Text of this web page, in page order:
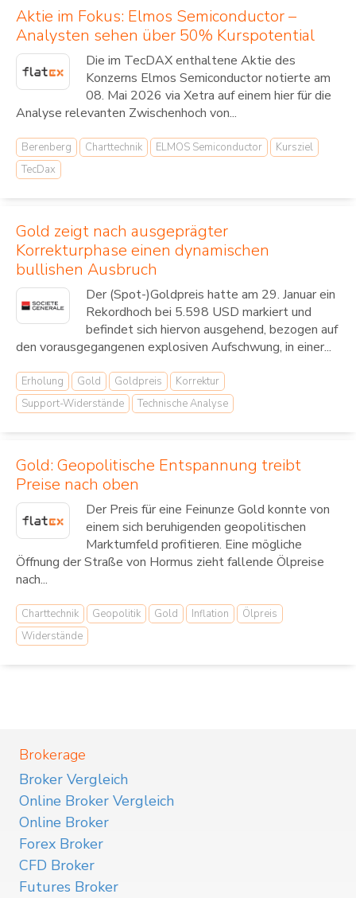
Aktie im Fokus: Elmos Semiconductor –
Analysten sehen über 50% Kurspotential
Die im TecDAX enthaltene Aktie des
Konzerns Elmos Semiconductor notierte am
08. Mai 2026 via Xetra auf einem hier für die
Analyse relevanten Zwischenhoch von...
Berenberg Charttechnik ELMOS Semiconductor
Kursziel
TecDax
Gold zeigt nach ausgeprägter
Korrekturphase einen dynamischen
bullishen Ausbruch
Der (Spot-)Goldpreis hatte am 29. Januar ein
Rekordhoch bei 5.598 USD markiert und
befindet sich hiervon ausgehend, bezogen auf
den vorausgegangenen explosiven Aufschwung, in einer...
Erholung Gold Goldpreis
Korrektur
Support-Widerstände
Technische Analyse
Gold: Geopolitische Entspannung treibt
Preise nach oben
Der Preis für eine Feinunze Gold konnte von
einem sich beruhigenden geopolitischen
Marktumfeld profitieren. Eine mögliche
Öffnung der Straße von Hormus zieht fallende Ölpreise
nach...
Charttechnik Geopolitik Gold Inflation
Ölpreis
Widerstände
Brokerage
Broker Vergleich
Online Broker Vergleich
Online Broker
Forex Broker
CFD Broker
Futures Broker